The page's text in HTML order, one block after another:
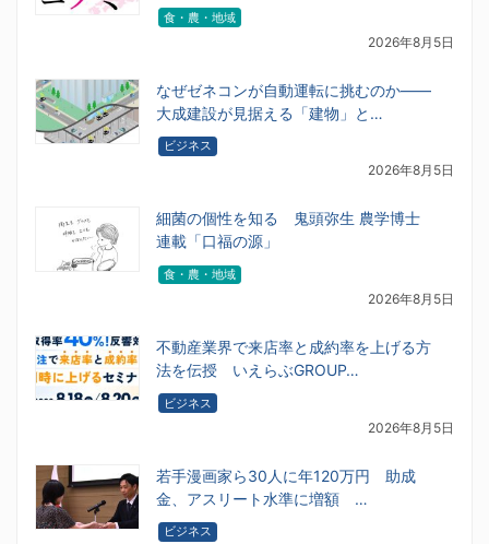
食・農・地域
2026年8月5日
なぜゼネコンが自動運転に挑むのか――
大成建設が見据える「建物」と…
ビジネス
2026年8月5日
細菌の個性を知る 鬼頭弥生 農学博士
連載「口福の源」
食・農・地域
2026年8月5日
不動産業界で来店率と成約率を上げる方
法を伝授 いえらぶGROUP…
ビジネス
2026年8月5日
若手漫画家ら30人に年120万円 助成
金、アスリート水準に増額 …
ビジネス